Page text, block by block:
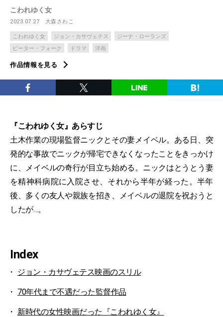
こわれゆく女
2023.07.27 大森さわこ
こわれゆく女 ジョン・カサヴェテス
ジーナ・ローランズ
ピーター・フォーク
ドラマ 洋画
作品情報を見る
『こわれゆく女』あらすじ
土木作業の現場監督ニックとその妻メイベル。ある日、突
発的な事故でニックが帰宅できなくなったことをきっかけ
に、メイベルの奇行が目立ち始める。ニックはとうとう妻
を精神科病院に入院させ、それから半年が経った。半年
後、多くの友人や親族を招き、メイベルの退院を祝おうと
したが…。
Index
ジョン・カサヴェテス映画のスリル
70年代まで不遇だった監督作品
新時代の女性映画だった『こわれゆく女』